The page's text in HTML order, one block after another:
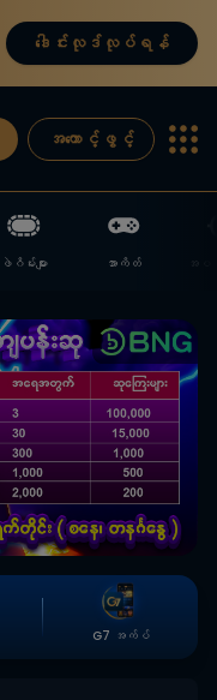
ဒေါင်းလုဒ်လုပ်ရန်
အကောင့်ဖွင့်
ဖဲဂိမ်းများ အာကိတ်
G7 အက်ပ်